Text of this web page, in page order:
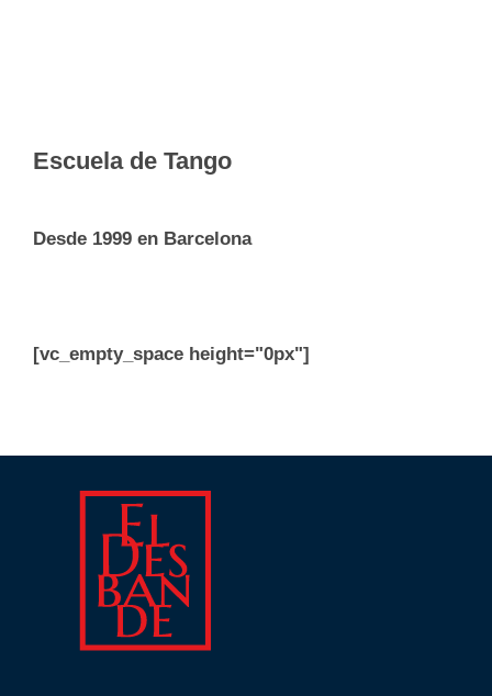
Escuela de Tango
Desde 1999 en Barcelona
[vc_empty_space height="0px"]